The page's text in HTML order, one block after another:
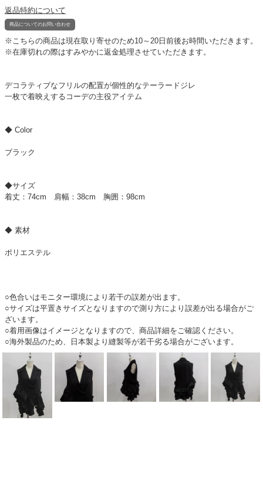
返品特約について
商品についてのお問い合わせ
※こちらの商品は現在取り寄せのため10～20日前後お時間いただきます。
※在庫切れの際はすみやかに返金処理させていただきます。
デコラティブなフリルの配置が個性的なテーラードジレ
一枚で着映えするコーデの主役アイテム
◆ Color
ブラック
◆サイズ
着丈：74cm 肩幅：38cm 胸囲：98cm
◆ 素材
ポリエステル
○色合いはモニター環境により若干の誤差が出ます。
○サイズは平置きサイズとなりますので測り方により誤差が出る場合がご
ざいます。
○着用画像はイメージとなりますので、商品詳細をご確認ください。
○海外製品のため、日本製より縫製等が若干劣る場合がございます。